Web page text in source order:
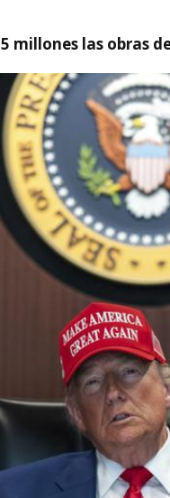
millones las obras